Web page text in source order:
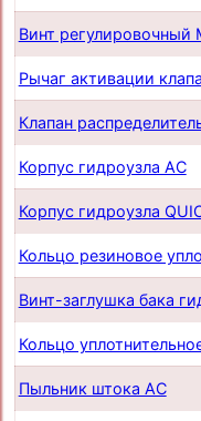
Винт регулировочный
Рычаг активации
Клапан
Корпус гидроузла AC
Корпус гидроузла
Кольцо резиновое
Винт-заглушка бака
Кольцо
Пыльник штока AС